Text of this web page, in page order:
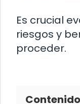
Es crucial
riesgos y
proceder.